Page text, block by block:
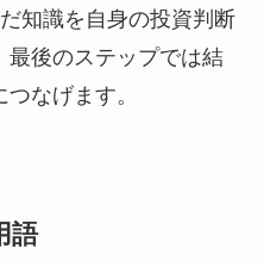
知識を自身の投資判断
最後のステップでは結
なげます。
語